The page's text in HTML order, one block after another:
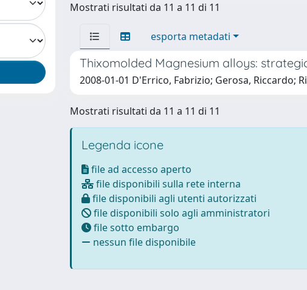
Mostrati risultati da 11 a 11 di 11
esporta metadati
Thixomolded Magnesium alloys:
2008-01-01 D'Errico, Fabrizio; Gerosa, Riccardo;
Mostrati risultati da 11 a 11 di 11
Legenda icone
file ad accesso aperto
file disponibili sulla rete interna
file disponibili agli utenti autorizzati
file disponibili solo agli amministratori
file sotto embargo
nessun file disponibile